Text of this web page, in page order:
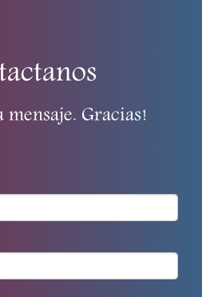
mensaje. Gracias!